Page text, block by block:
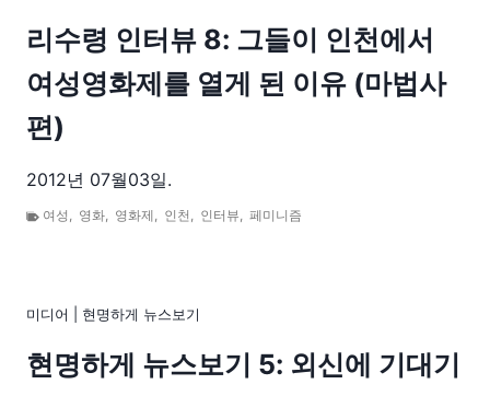
리수령 인터뷰 8: 그들이 인천에서
여성영화제를 열게 된 이유 (마법사
편)
2012년 07월03일.
여성 , 영화, 영화제, 인천 , 인터뷰, 페미니즘
미디어 현명하게 뉴스보기
현명하게 뉴스보기 5: 외신에 기대기